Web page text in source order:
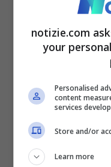
Quota 103
Fra queste
via
per l’anno
nuovamente
come già
notizie.com
your
Personalised
content
services
Store and/or
Learn more